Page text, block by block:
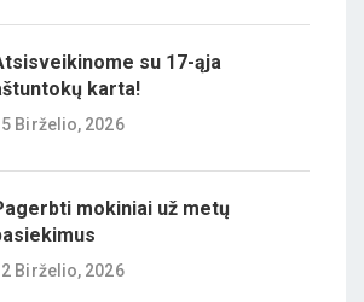
su 17-ąja
karta!
Birželio, 2026
mokiniai už metų
Birželio, 2026